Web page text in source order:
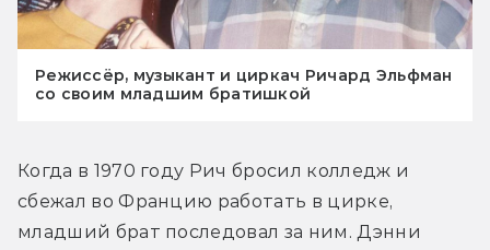
Режиссёр, музыкант и циркач Ричард Эльфман
со своим младшим братишкой
Когда в 1970 году Рич бросил колледж и
сбежал во Францию работать в цирке,
младший брат последовал за ним. Дэнни